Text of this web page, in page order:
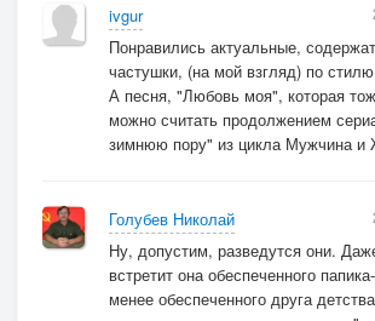
Забил ты последний свой гвоздь!»
Проигрыш.
И с видом собаки побитой
Не лег он с женою в кровать.
И снилось ему этой ночью
Лишь только картина одна.
Избушка,которую строить он хочет,
А рядом с поллитрой жена!
ivgur
Понравились актуальные,
частушки, (на мой взгляд) по
А песня, "Любовь моя", которая
можно считать продолжением
зимнюю пору" из цикла Мужчина
Голубев Николай
Ну, допустим, разведутся они.
встретит она обеспеченного
менее обеспеченного друга